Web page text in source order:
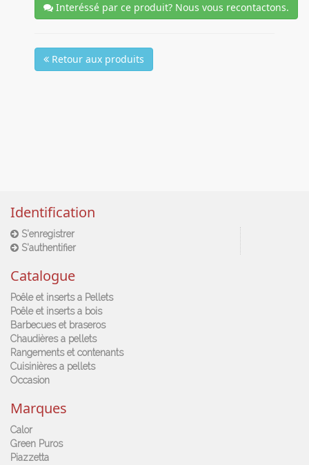
Interéssé par ce produit? Nous vous recontactons.
Retour aux produits
Identification
S'enregistrer
S'authentifier
Catalogue
Poêle et inserts a Pellets
Poêle et inserts a bois
Barbecues et braseros
Chaudières a pellets
Rangements et contenants
Cuisinières a pellets
Occasion
Marques
Calor
Green Puros
Piazzetta